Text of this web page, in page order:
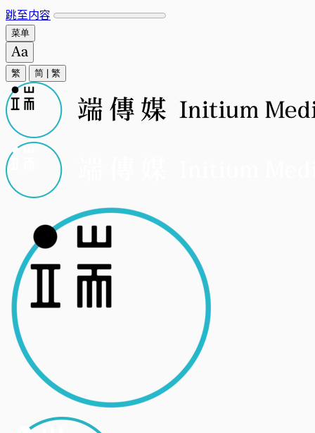
跳至内容
菜单
繁 简 繁